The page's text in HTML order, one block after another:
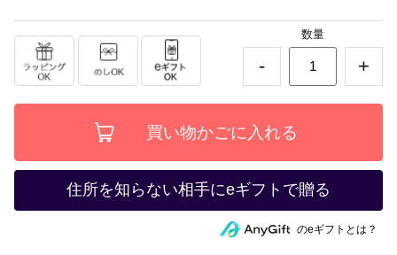
-
数量
+
住所を知らない相手にeギフトで贈る
のeギフトとは？